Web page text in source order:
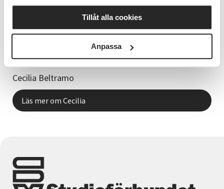
Tillåt alla cookies
Anpassa
Verksamhetsansvarig
Cecilia Beltramo
Läs mer om Cecilia